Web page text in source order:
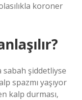
koroner
sabah şiddetliyse
spazmı yaşıyor
kalp durması,